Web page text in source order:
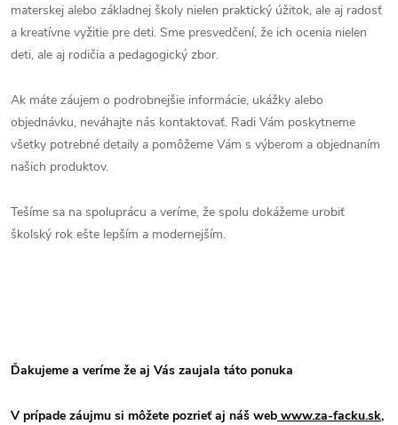
materskej alebo základnej školy nielen praktický úžitok, ale aj radosť
a kreatívne vyžitie pre deti. Sme presvedčení, že ich ocenia nielen
deti, ale aj rodičia a pedagogický zbor.
Ak máte záujem o podrobnejšie informácie, ukážky alebo
objednávku, neváhajte nás kontaktovať. Radi Vám poskytneme
všetky potrebné detaily a pomôžeme Vám s výberom a objednaním
našich produktov.
Tešíme sa na spoluprácu a veríme, že spolu dokážeme urobiť
školský rok ešte lepším a modernejším.
Ďakujeme a veríme že aj Vás zaujala táto ponuka
V prípade záujmu si môžete pozrieť aj náš web www.za-facku.sk,